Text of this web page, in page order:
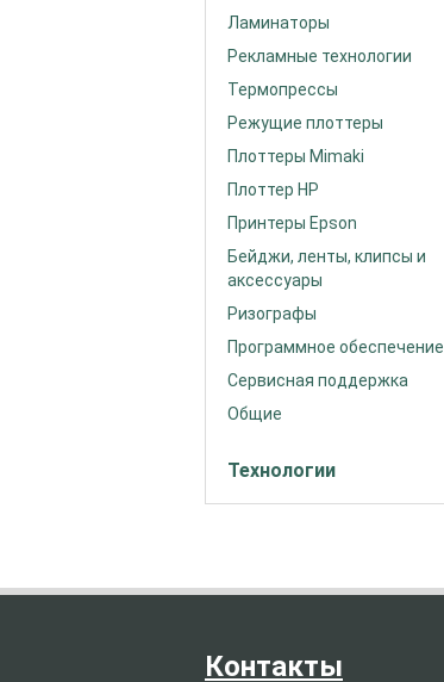
Ламинаторы
Рекламные технологии
Термопрессы
Режущие плоттеры
Плоттеры Mimaki
Плоттер HP
Принтеры Epson
Бейджи, ленты, клипсы и
аксессуары
Ризографы
Программное обеспечение
Сервисная поддержка
Общие
Технологии
Контакты